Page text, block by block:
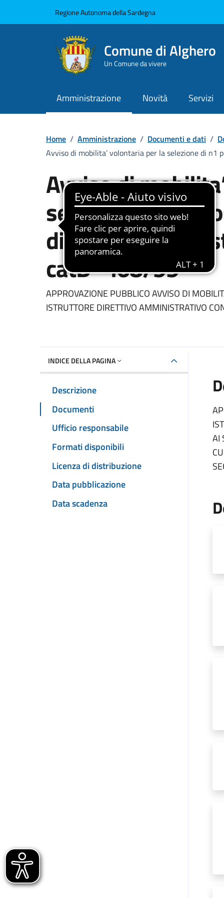
Regione Autonoma della Sardegna
Comune di Alghero
Un Comune da vivere
Amministrazione Novità Servizi
Home / Amministrazione / Documenti e dati /
Avviso di mobilita’ volontaria per la selezione di
Avviso di
selezione di n1
direttivo
catD - l68/99
Dettaglio del documento
APPROVAZIONE PUBBLICO AVVISO DI
ISTRUTTORE DIRETTIVO AMMINISTRATIVO
INDICE DELLA PAGINA
Descrizione
Documenti
Ufficio responsabile
Formati disponibili
Licenza di distribuzione
Data pubblicazione
Data scadenza
AI